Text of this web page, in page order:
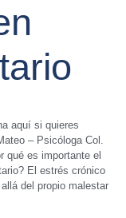
aquí si quieres
– Psicóloga Col.
qué es importante el
El estrés crónico
del propio malestar